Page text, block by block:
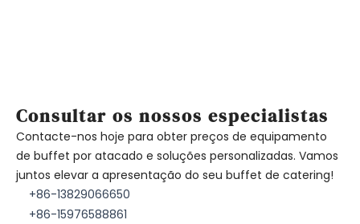
Consultar os nossos especialistas
Contacte-nos hoje para obter preços de equipamento
de buffet por atacado e soluções personalizadas. Vamos
juntos elevar a apresentação do seu buffet de catering!
+86-13829066650
+86-15976588861